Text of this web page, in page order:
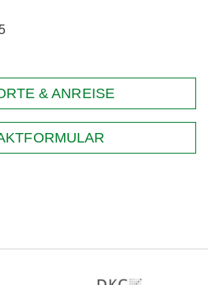
& ANREISE